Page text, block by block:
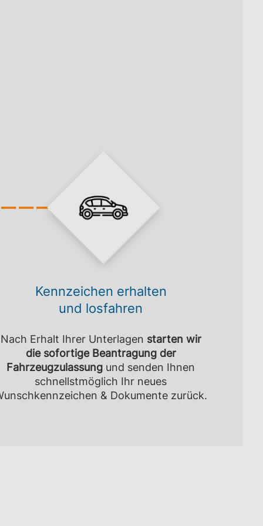
Kennzeichen erhalten
und losfahren
Nach Erhalt Ihrer Unterlagen starten wir
die sofortige Beantragung der
Fahrzeugzulassung und senden Ihnen
schnellstmöglich Ihr neues
& Dokumente zurück.